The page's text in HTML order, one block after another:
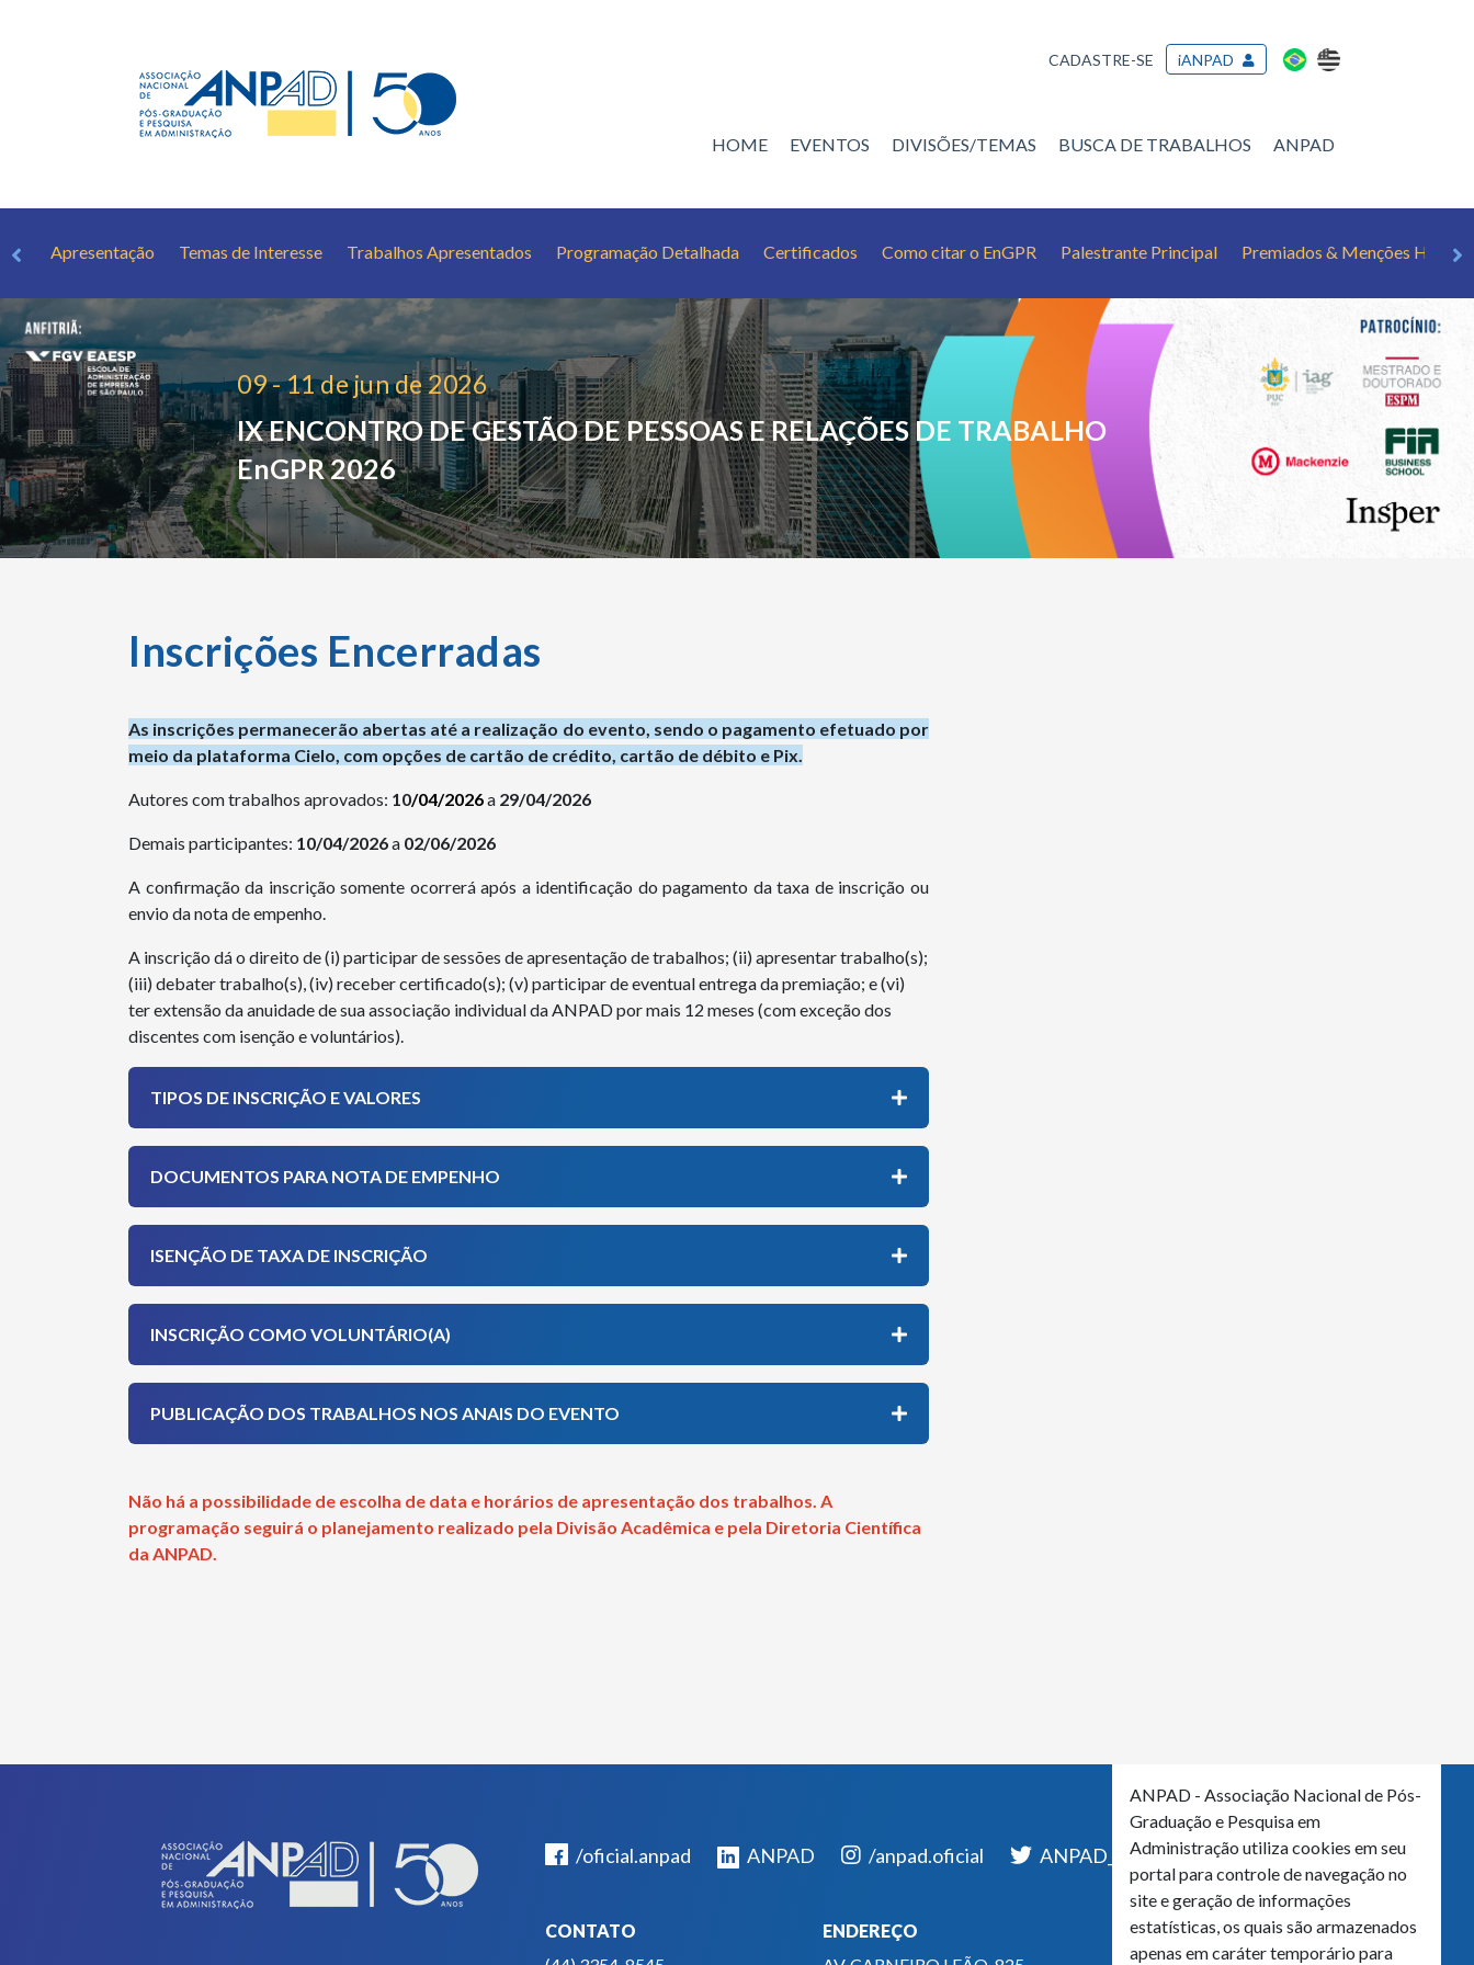
CADASTRE-SE iANPAD
HOME EVENTOS DIVISÕES/TEMAS BUSCA DE TRABALHOS ANPAD
Apresentação Temas de Interesse Trabalhos Apresentados Programação Detalhada Certificados Como citar o EnGPR Palestrante Principal Premiados & Menções
09 - 11 de jun de 2026
IX ENCONTRO DE GESTÃO DE PESSOAS E RELAÇÕES DE TRABALHO
EnGPR 2026
Inscrições Encerradas
As inscrições permanecerão abertas até a realização do evento, sendo o pagamento efetuado por
meio da plataforma Cielo, com opções de cartão de crédito, cartão de débito e Pix.
Autores com trabalhos aprovados: 10/04/2026a 29/04/2026
Demais participantes: 10/04/2026a 02/06/2026
A confirmação da inscrição somente ocorrerá após a identificação do pagamento da taxa de inscrição ou
envio da nota de empenho.
A inscrição dá o direito de (i) participar de sessões de apresentação de trabalhos; (ii) apresentar trabalho(s);
(iii) debater trabalho(s), (iv) receber certificado(s); (v) participar de eventual entrega da premiação; e (vi)
ter extensão da anuidade de sua associação individual da ANPAD por mais 12 meses (com exceção dos
discentes com isenção e voluntários).
TIPOS DE INSCRIÇÃO E VALORES
DOCUMENTOS PARA NOTA DE EMPENHO
ISENÇÃO DE TAXA DE INSCRIÇÃO
INSCRIÇÃO COMO VOLUNTÁRIO(A)
PUBLICAÇÃO DOS TRABALHOS NOS ANAIS DO EVENTO
Não há a possibilidade de escolha de data e horários de apresentação dos trabalhos. A
programação seguirá o planejamento realizado pela Divisão Acadêmica e pela Diretoria Científica
da ANPAD.
/oficial.anpad ANPAD /anpad.oficial ANPAD_Oficial ANPAD
CONTATO
ENDEREÇO
ANPAD - Associação Nacional de Pós-
Graduação e Pesquisa em
Administração utiliza cookies em seu
portal para controle de navegação no
site e geração de informações
estatísticas, os quais são armazenados
apenas em caráter temporário para